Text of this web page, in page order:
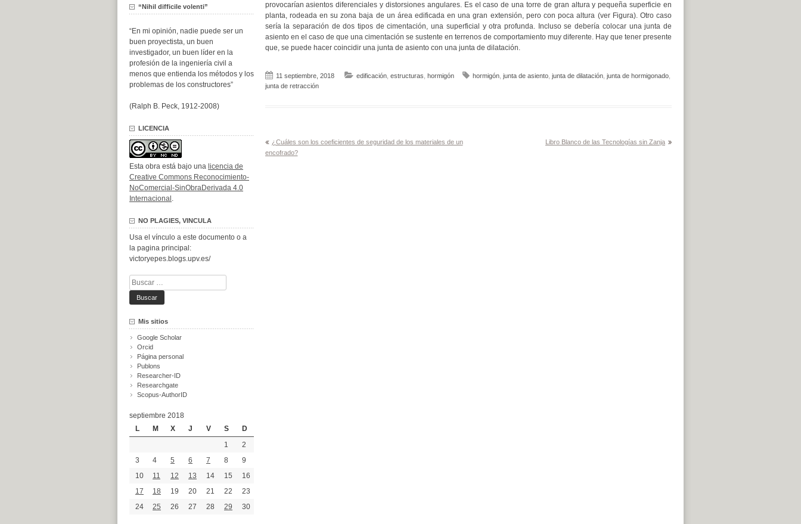
provocarían asientos diferenciales y distorsiones angulares. Es el caso de una torre de gran altura y pequeña superficie en
planta, rodeada en su zona baja de un área edificada en una gran extensión, pero con poca altura (ver Figura). Otro caso
sería la separación de dos tipos de cimentación, una superficial y otra profunda. Incluso se debería colocar una junta de
asiento en el caso de que una cimentación se sustente en terrenos de comportamiento muy diferente. Hay que tener presente
que, se puede hacer coincidir una junta de asiento con una junta de dilatación.
11 septiembre, 2018 edificación, estructuras hormigón hormigón, junta de asiento, junta de dilatación, junta de hormigonado,
junta de retracción
Navegación
de
¿Cuáles son los coeficientes de seguridad de los materiales de un
encofrado?
Libro Blanco de las Tecnologías sin Zanja
“Nihil difficile volenti”
“En mi opinión, nadie puede ser un
buen proyectista, un buen
investigador, un buen líder en la
profesión de la ingeniería civil a
menos que entienda los métodos y los
problemas de los constructores”
(Ralph B. Peck, 1912-2008)
LICENCIA
Esta obra está bajo una licencia de
Creative Commons Reconocimiento-
NoComercial-SinObraDerivada 4.0
Internacional .
NO PLAGIES, VINCULA
Usa el vínculo a este documento o a
la pagina principal:
victoryepes.blogs.upv.es/
Buscar:
Mis sitios
Google Scholar
Orcid
Página personal
Publons
Researcher-ID
Researchgate
Scopus-AuthorID
septiembre 2018
L
M X J V S
D
1
2
3
4 5 6 7 8
9
10
11 12 13 14 15
16
17
18 19 20 21 22
23
24
25 26 27 28 29 30